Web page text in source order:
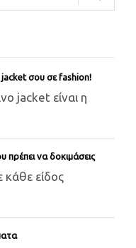
σου σε fashion!
jacket είναι η
να δοκιμάσεις
κάθε είδος